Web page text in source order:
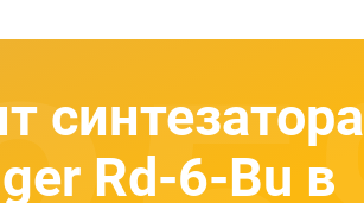
синтезатора
Rd-6-Bu в